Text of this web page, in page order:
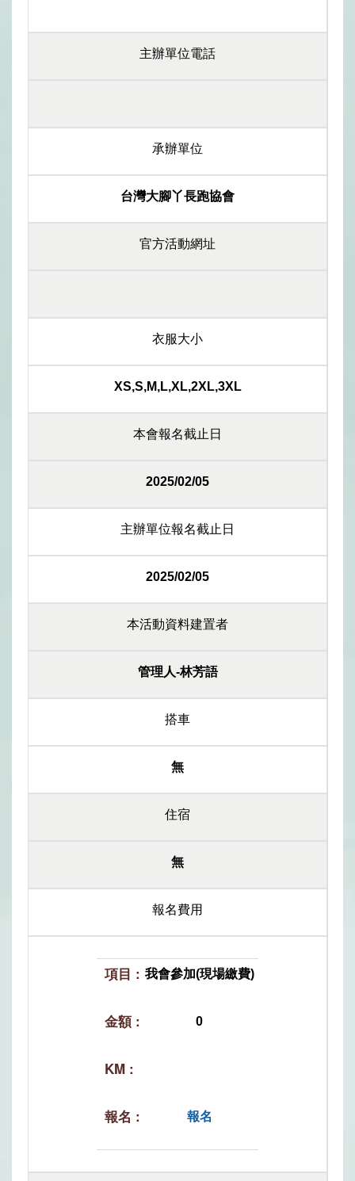
主辦單位電話
承辦單位
台灣大腳丫長跑協會
官方活動網址
衣服大小
XS,S,M,L,XL,2XL,3XL
本會報名截止日
2025/02/05
主辦單位報名截止日
2025/02/05
本活動資料建置者
管理人-林芳語
搭車
無
住宿
無
報名費用
我會參加(現場繳費)
0
報名